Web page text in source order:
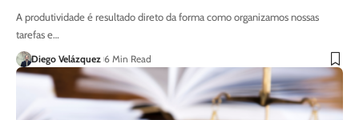
A produtividade é resultado direto da forma como organizamos nossas
tarefas e…
Diego Velázquez 6 Min Read